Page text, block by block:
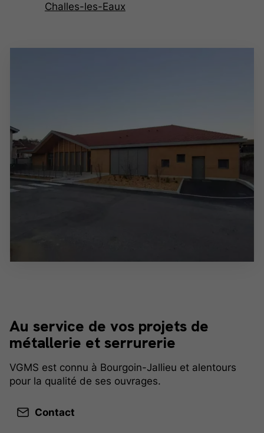
Challes-les-Eaux
Au service de vos projets de
métallerie et serrurerie
VGMS est connu à Bourgoin-Jallieu et alentours
pour la qualité de ses ouvrages.
Contact